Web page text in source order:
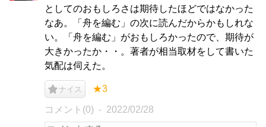
としてのおもしろさは期待したほどではなかった
なあ。「舟を編む」の次に読んだからかもしれな
い。「舟を編む」がおもしろかったので、期待が
大きかったか・・。著者が相当取材をして書いた
気配は伺えた。
ナイス ★3
コメント(0) 2022/02/28